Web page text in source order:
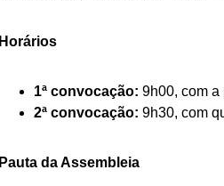
Horários
1ª convocação: 9h00, com a
2ª convocação: 9h30, com
Pauta da Assembleia